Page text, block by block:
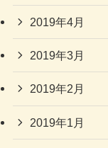
2019年4月
2019年3月
2019年2月
2019年1月